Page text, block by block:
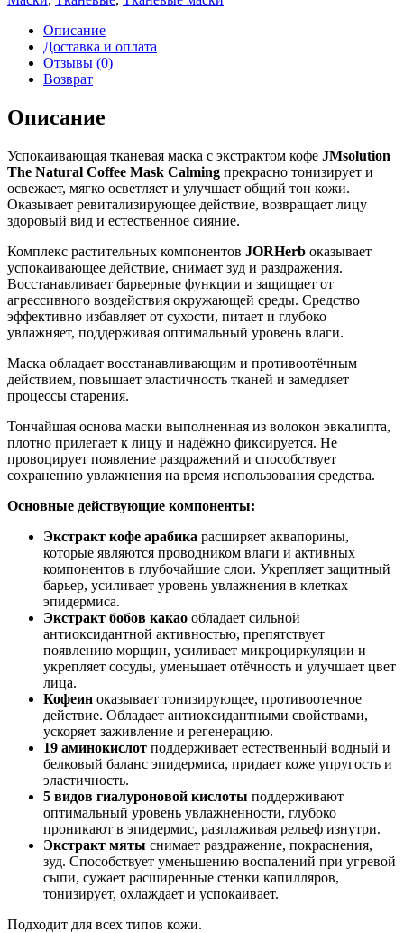
Описание
Доставка и оплата
Отзывы (0)
Возврат
Описание
Успокаивающая тканевая маска с экстрактом кофе JMsolution
The Natural Coffee Mask Calming прекрасно тонизирует и
освежает, мягко осветляет и улучшает общий тон кожи.
Оказывает ревитализирующее действие, возвращает лицу
здоровый вид и естественное сияние.
Комплекс растительных компонентов JORHerb оказывает
успокаивающее действие, снимает зуд и раздражения.
Восстанавливает барьерные функции и защищает от
агрессивного воздействия окружающей среды. Средство
эффективно избавляет от сухости, питает и глубоко
увлажняет, поддерживая оптимальный уровень влаги.
Маска обладает восстанавливающим и противоотёчным
действием, повышает эластичность тканей и замедляет
процессы старения.
Тончайшая основа маски выполненная из волокон эвкалипта,
плотно прилегает к лицу и надёжно фиксируется. Не
провоцирует появление раздражений и способствует
сохранению увлажнения на время использования средства.
Основные действующие компоненты:
Экстракт кофе арабика расширяет аквапорины,
которые являются проводником влаги и активных
компонентов в глубочайшие слои. Укрепляет защитный
барьер, усиливает уровень увлажнения в клетках
эпидермиса.
Экстракт бобов какао обладает сильной
антиоксидантной активностью, препятствует
появлению морщин, усиливает микроциркуляции и
укрепляет сосуды, уменьшает отёчность и улучшает цвет
лица.
Кофеин оказывает тонизирующее, противоотечное
действие. Обладает антиоксидантными свойствами,
ускоряет заживление и регенерацию.
19 аминокислот поддерживает естественный водный и
белковый баланс эпидермиса, придает коже упругость и
эластичность.
5 видов гиалуроновой кислоты поддерживают
оптимальный уровень увлажненности, глубоко
проникают в эпидермис, разглаживая рельеф изнутри.
Экстракт мяты снимает раздражение, покраснения,
зуд. Способствует уменьшению воспалений при угревой
сыпи, сужает расширенные стенки капилляров,
тонизирует, охлаждает и успокаивает.
Подходит для всех типов кожи.